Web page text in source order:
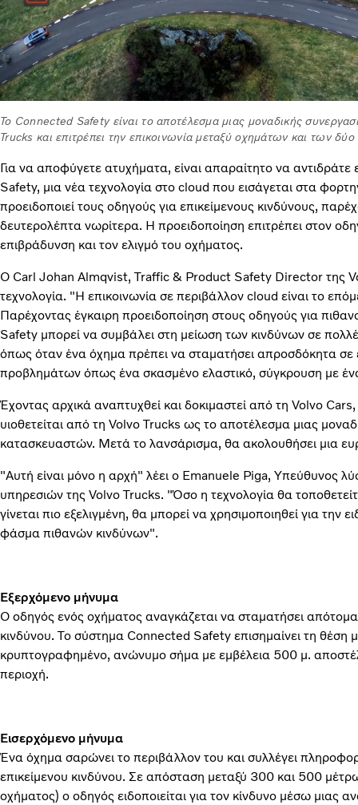
Το Connected Safety είναι το αποτέλεσμα μιας μοναδικής
Trucks και επιτρέπει την επικοινωνία μεταξύ οχημάτων και των
Για να αποφύγετε ατυχήματα, είναι απαραίτητο να
Safety, μια νέα τεχνολογία στο cloud που εισάγεται στα
προειδοποιεί τους οδηγούς για επικείμενους κινδύνους,
δευτερολέπτα νωρίτερα. Η προειδοποίηση επιτρέπει στον
επιβράδυνση και τον ελιγμό του οχήματος.
Ο Carl Johan Almqvist, Traffic & Product Safety Director της
τεχνολογία. "Η επικοινωνία σε περιβάλλον cloud είναι το
Παρέχοντας έγκαιρη προειδοποίηση στους οδηγούς για
Safety μπορεί να συμβάλει στη μείωση των κινδύνων σε
όπως όταν ένα όχημα πρέπει να σταματήσει απροσδόκητα σε
προβλημάτων όπως ένα σκασμένο ελαστικό, σύγκρουση με
Έχοντας αρχικά αναπτυχθεί και δοκιμαστεί από τη Volvo
υιοθετείται από τη Volvo Trucks ως το αποτέλεσμα μιας
κατασκευαστών. Μετά το λανσάρισμα, θα ακολουθήσει μια
"Αυτή είναι μόνο η αρχή" λέει ο Emanuele Piga, Υπεύθυνος
υπηρεσιών της Volvo Trucks. "Όσο η τεχνολογία θα
γίνεται πιο εξελιγμένη, θα μπορεί να χρησιμοποιηθεί για
φάσμα πιθανών κινδύνων".
Εξερχόμενο μήνυμα
Ο οδηγός ενός οχήματος αναγκάζεται να σταματήσει απότομα
κινδύνου. Το σύστημα Connected Safety επισημαίνει τη θέση
κρυπτογραφημένο, ανώνυμο σήμα με εμβέλεια 500 μ.
περιοχή.
Εισερχόμενο μήνυμα
Ένα όχημα σαρώνει το περιβάλλον του και συλλέγει
επικείμενου κινδύνου. Σε απόσταση μεταξύ 300 και 500
οχήματος) ο οδηγός ειδοποιείται για τον κίνδυνο μέσω μιας